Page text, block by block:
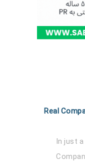
Real
In just